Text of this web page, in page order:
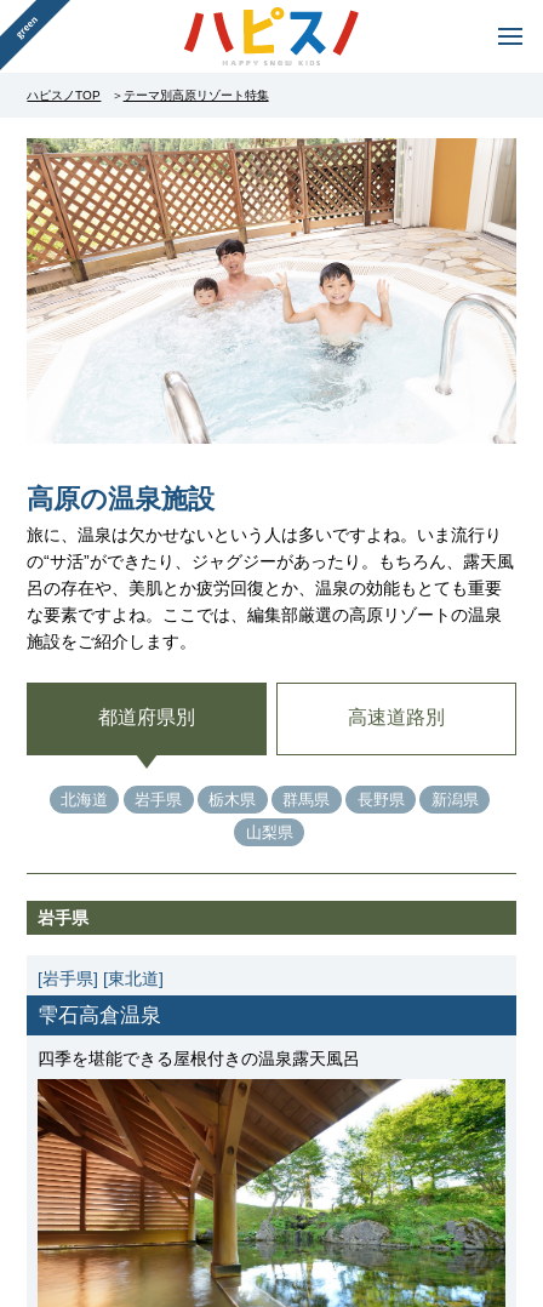
ハピスノTOP テーマ別高原リゾート特集
高原の温泉施設
旅に、温泉は欠かせないという人は多いですよね。いま流行り
の“サ活”ができたり、ジャグジーがあったり。もちろん、露天風
呂の存在や、美肌とか疲労回復とか、温泉の効能もとても重要
な要素ですよね。ここでは、編集部厳選の高原リゾートの温泉
施設をご紹介します。
都道府県別 高速道路別
北海道 岩手県 栃木県 群馬県 長野県
新潟県
山梨県
岩手県
[岩手県] [東北道]
雫石高倉温泉
四季を堪能できる屋根付きの温泉露天風呂